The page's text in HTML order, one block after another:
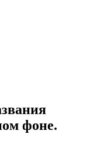
фоне.